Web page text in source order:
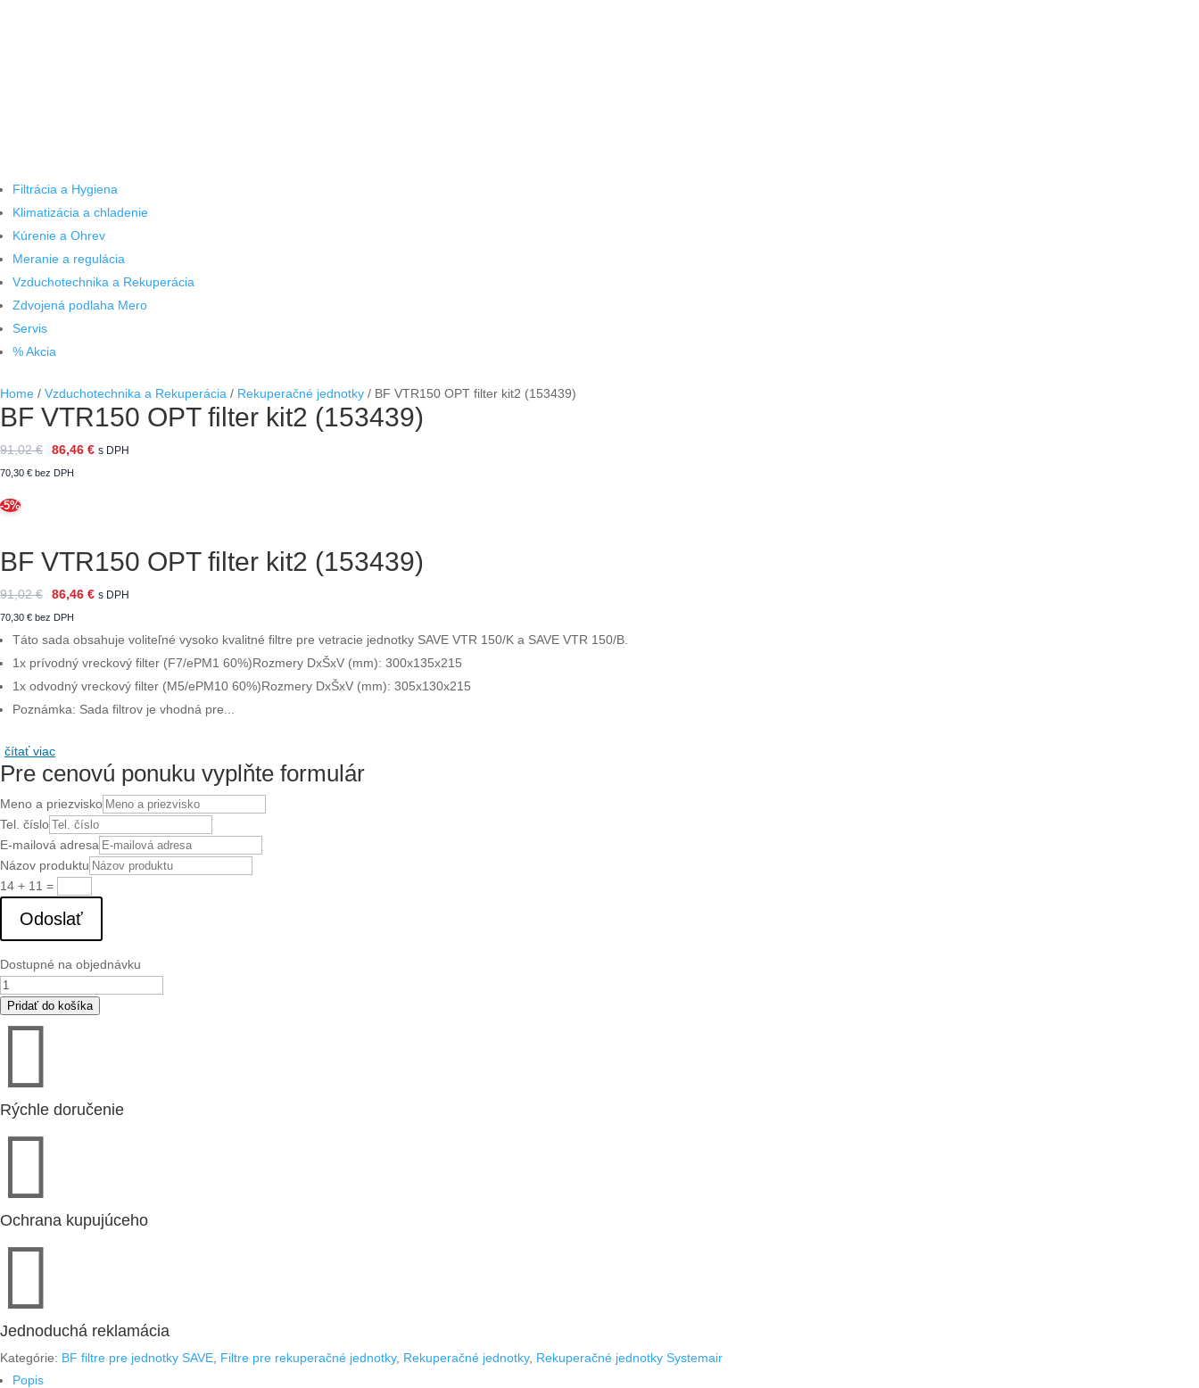
Filtrácia a Hygiena
Klimatizácia a chladenie
Kúrenie a Ohrev
Meranie a regulácia
Vzduchotechnika a Rekuperácia
Zdvojená podlaha Mero
Servis
% Akcia
Home / Vzduchotechnika a Rekuperácia / Rekuperačné jednotky / BF VTR150 OPT filter kit2 (153439)
BF VTR150 OPT filter kit2 (153439)
91,02€ 86,46 € s DPH
70,30 € bez DPH
-5%
BF VTR150 OPT filter kit2 (153439)
91,02€ 86,46 € s DPH
70,30 € bez DPH
Táto sada obsahuje voliteľné vysoko kvalitné filtre pre vetracie jednotky SAVE VTR 150/K a SAVE VTR 150/B.
1x prívodný vreckový filter (F7/ePM1 60%)Rozmery DxŠxV (mm): 300x135x215
1x odvodný vreckový filter (M5/ePM10 60%)Rozmery DxŠxV (mm): 305x130x215
Poznámka: Sada filtrov je vhodná pre...
čítať viac
Pre cenovú ponuku vyplňte formulár
Meno a priezvisko
Tel. číslo
E-mailová adresa
Názov produktu
14 + 11 =
Odoslať
Dostupné na objednávku
množstvo
BF
VTR150
kit2
(153439)
Pridať do košíka

Rýchle doručenie

Ochrana kupujúceho

Jednoduchá reklamácia
Kategórie: BF filtre pre jednotky SAVE Filtre pre rekuperačné jednotky, Rekuperačné jednotky, Rekuperačné jednotky Systemair
Popis